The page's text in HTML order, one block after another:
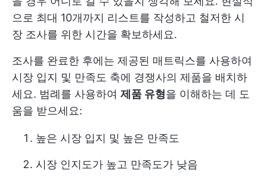
으로 최대 10개까지 리스트를 작성하고 철저한 시
장 조사를 위한 시간을 확보하세요.
조사를 완료한 후에는 제공된 매트릭스를 사용하여
시장 입지 및 만족도 축에 경쟁사의 제품을 배치하
세요. 범례를 사용하여 제품 유형을 이해하는 데 도
움을 받으세요:
높은 시장 입지 및 높은 만족도
시장 인지도가 높고 만족도가 낮음